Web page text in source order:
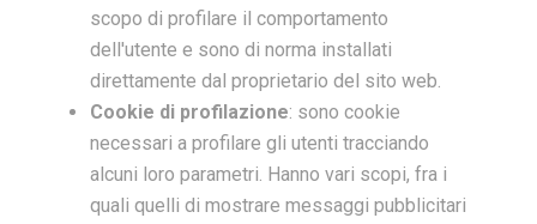
scopo di profilare il comportamento
dell'utente e sono di norma installati
direttamente dal proprietario del sito web.
Cookie di profilazione: sono cookie
necessari a profilare gli utenti tracciando
alcuni loro parametri. Hanno vari scopi, fra i
quali quelli di mostrare messaggi pubblicitari